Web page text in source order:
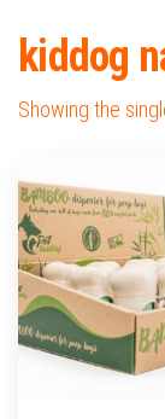
kiddog
Showing the